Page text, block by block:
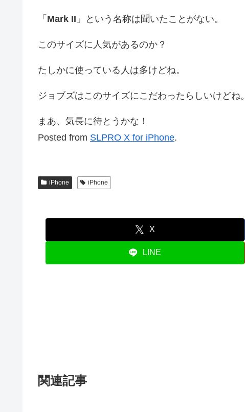
「 Mark II 」という名称は聞いたことがない。
このサイズに人気があるのか？
たしかに使っている人は多けどね。
ジョブズはこのサイズにこだわったらしいけどね。
まあ、気長に待とうかな！
Posted from SLPRO X for iPhone.
iPhone iPhone
X
LINE
関連記事